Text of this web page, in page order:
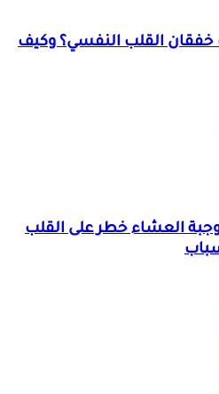
خفقان القلب النفسي؟ وكيف
العشاء خطر على القلب